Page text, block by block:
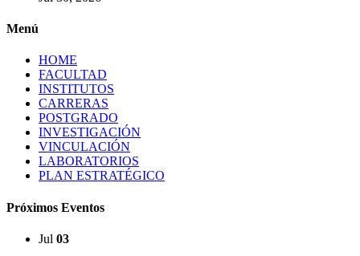
Menú
HOME
FACULTAD
INSTITUTOS
CARRERAS
POSTGRADO
INVESTIGACIÓN
VINCULACIÓN
LABORATORIOS
PLAN ESTRATÉGICO
Próximos Eventos
Jul 03